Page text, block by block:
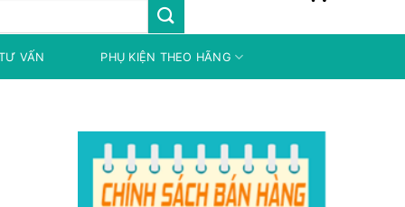
VẤN PHỤ KIỆN THEO HÃNG